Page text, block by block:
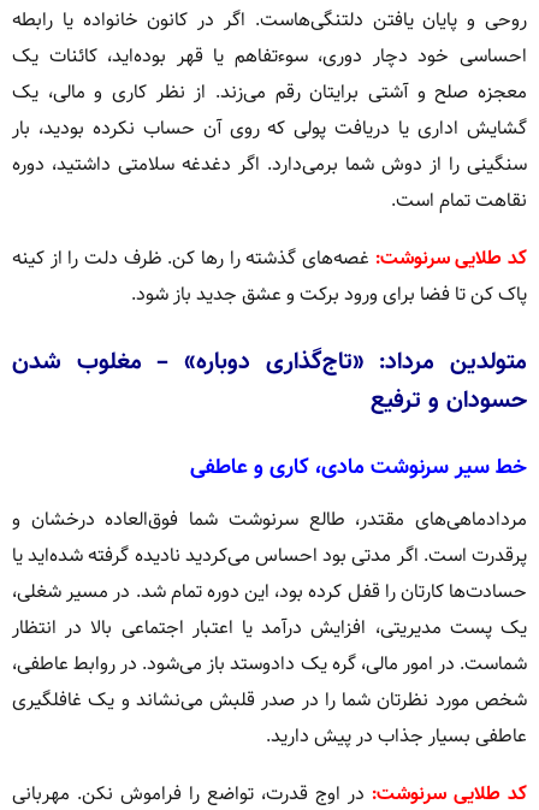
روحی و پایان یافتن دلتنگی‌هاست. اگر در کانون خانواده یا رابطه
احساسی خود دچار دوری، سوءتفاهم یا قهر بوده‌اید، کائنات یک
معجزه صلح و آشتی برایتان رقم می‌زند. از نظر کاری و مالی، یک
گشایش اداری یا دریافت پولی که روی آن حساب نکرده بودید، بار
سنگینی را از دوش شما برمی‌دارد. اگر دغدغه سلامتی داشتید، دوره
نقاهت تمام است.
کد طلایی سرنوشت: غصه‌های گذشته را رها کن. ظرف دلت را از کینه
پاک کن تا فضا برای ورود برکت و عشق جدید باز شود.
متولدین مرداد: «تاج‌گذاری دوباره» – مغلوب شدن
حسودان و ترفیع
خط سیر سرنوشت مادی، کاری و عاطفی
مردادماهی‌های مقتدر، طالع سرنوشت شما فوق‌العاده درخشان و
پرقدرت است. اگر مدتی بود احساس می‌کردید نادیده گرفته شده‌اید یا
حسادت‌ها کارتان را قفل کرده بود، این دوره تمام شد. در مسیر شغلی،
یک پست مدیریتی، افزایش درآمد یا اعتبار اجتماعی بالا در انتظار
شماست. در امور مالی، گره یک داد‌و‌ستد باز می‌شود. در روابط عاطفی،
شخص مورد نظرتان شما را در صدر قلبش می‌نشاند و یک غافلگیری
عاطفی بسیار جذاب در پیش دارید.
کد طلایی سرنوشت: در اوج قدرت، تواضع را فراموش نکن. مهربانی